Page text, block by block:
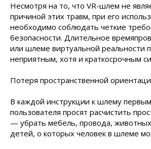
Несмотря на то, что VR-шлем не
причиной этих травм, при его
необходимо соблюдать четкие
безопасности. Длительное
или шлеме виртуальной реальности
неприятным, хотя и краткосрочным
Потеря пространственной
В каждой инструкции к шлему
пользователя просят расчистить
— убрать мебель, провода,
детей, о которых человек в шлеме